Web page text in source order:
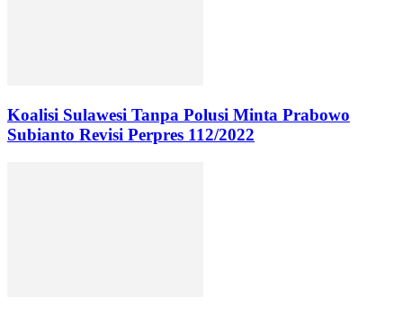
Koalisi Sulawesi Tanpa Polusi Minta Prabowo
Subianto Revisi Perpres 112/2022